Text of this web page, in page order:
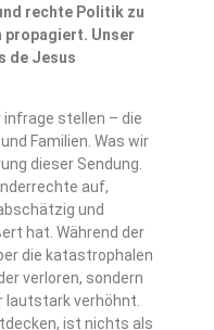
rechte Politik zu
propagiert. Unser
de Jesus
infrage stellen – die
Familien. Was wir
dieser Sendung.
auf,
und
hat. Während der
die katastrophalen
verloren, sondern
lautstark verhöhnt.
ist nichts als